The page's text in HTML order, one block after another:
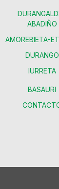
ABADIÑO
AMOREBIETA-
DURANGO
IURRETA
BASAURI